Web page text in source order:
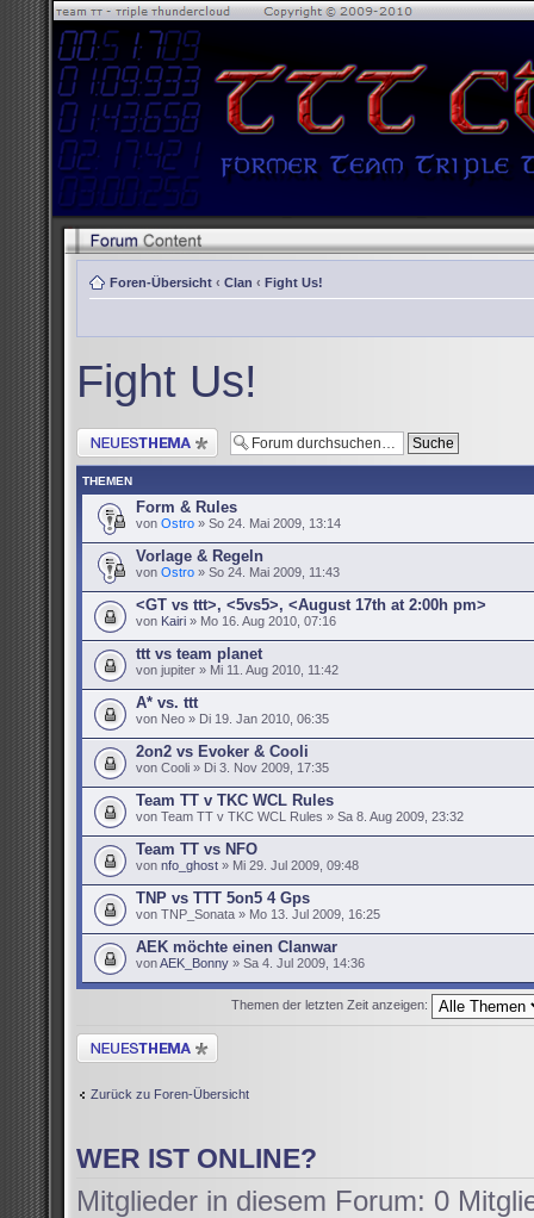
Foren-Übersicht ‹ Clan ‹ Fight Us!
Fight Us!
Neues Thema erstellen
THEMEN
Form & Rules
von Ostro » So 24. Mai 2009, 13:14
Vorlage & Regeln
von Ostro » So 24. Mai 2009, 11:43
<GT vs ttt>, <5vs5>, <August 17th at 2:00h pm>
von Kairi » Mo 16. Aug 2010, 07:16
ttt vs team planet
von jupiter » Mi 11. Aug 2010, 11:42
A* vs. ttt
von Neo » Di 19. Jan 2010, 06:35
2on2 vs Evoker & Cooli
von Cooli » Di 3. Nov 2009, 17:35
Team TT v TKC WCL Rules
von Team TT v TKC WCL Rules » Sa 8. Aug 2009, 23:32
Team TT vs NFO
von nfo_ghost » Mi 29. Jul 2009, 09:48
TNP vs TTT 5on5 4 Gps
von TNP_Sonata » Mo 13. Jul 2009, 16:25
AEK möchte einen Clanwar
vonAEK_Bonny » Sa 4. Jul 2009, 14:36
Themen der letzten Zeit anzeigen:
Neues Thema erstellen
Zurück zu Foren-Übersicht
WER IST ONLINE?
Mitglieder in diesem Forum: 0